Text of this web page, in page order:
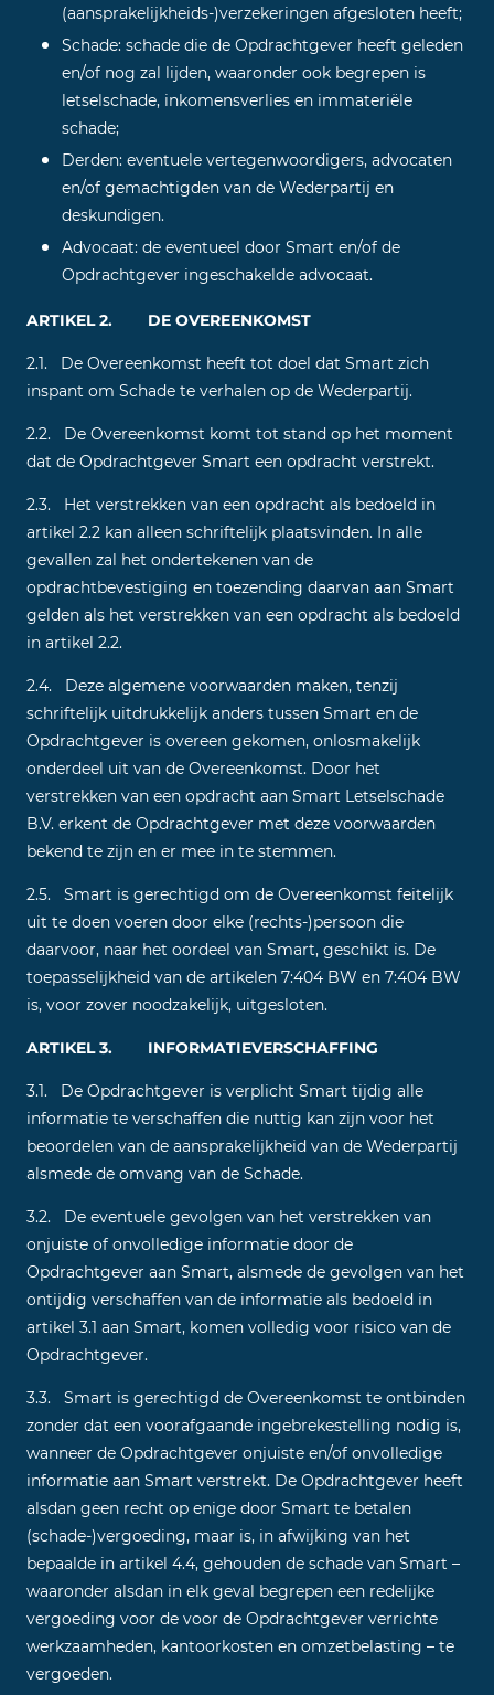
(aansprakelijkheids-)verzekeringen afgesloten heeft;
Schade: schade die de Opdrachtgever heeft geleden
en/of nog zal lijden, waaronder ook begrepen is
letselschade, inkomensverlies en immateriële
schade;
Derden: eventuele vertegenwoordigers, advocaten
en/of gemachtigden van de Wederpartij en
deskundigen.
Advocaat: de eventueel door Smart en/of de
Opdrachtgever ingeschakelde advocaat.
ARTIKEL 2. DE OVEREENKOMST
2.1. De Overeenkomst heeft tot doel dat Smart zich
inspant om Schade te verhalen op de Wederpartij.
2.2. De Overeenkomst komt tot stand op het moment
dat de Opdrachtgever Smart een opdracht verstrekt.
2.3. Het verstrekken van een opdracht als bedoeld in
artikel 2.2 kan alleen schriftelijk plaatsvinden. In alle
gevallen zal het ondertekenen van de
opdrachtbevestiging en toezending daarvan aan Smart
gelden als het verstrekken van een opdracht als bedoeld
in artikel 2.2.
2.4. Deze algemene voorwaarden maken, tenzij
schriftelijk uitdrukkelijk anders tussen Smart en de
Opdrachtgever is overeen gekomen, onlosmakelijk
onderdeel uit van de Overeenkomst. Door het
verstrekken van een opdracht aan Smart Letselschade
B.V. erkent de Opdrachtgever met deze voorwaarden
bekend te zijn en er mee in te stemmen.
2.5. Smart is gerechtigd om de Overeenkomst feitelijk
uit te doen voeren door elke (rechts-)persoon die
daarvoor, naar het oordeel van Smart, geschikt is. De
toepasselijkheid van de artikelen 7:404 BW en 7:404 BW
is, voor zover noodzakelijk, uitgesloten.
ARTIKEL 3. INFORMATIEVERSCHAFFING
3.1. De Opdrachtgever is verplicht Smart tijdig alle
informatie te verschaffen die nuttig kan zijn voor het
beoordelen van de aansprakelijkheid van de Wederpartij
alsmede de omvang van de Schade.
3.2. De eventuele gevolgen van het verstrekken van
onjuiste of onvolledige informatie door de
Opdrachtgever aan Smart, alsmede de gevolgen van het
ontijdig verschaffen van de informatie als bedoeld in
artikel 3.1 aan Smart, komen volledig voor risico van de
Opdrachtgever.
3.3. Smart is gerechtigd de Overeenkomst te ontbinden
zonder dat een voorafgaande ingebrekestelling nodig is,
wanneer de Opdrachtgever onjuiste en/of onvolledige
informatie aan Smart verstrekt. De Opdrachtgever heeft
alsdan geen recht op enige door Smart te betalen
(schade-)vergoeding, maar is, in afwijking van het
bepaalde in artikel 4.4, gehouden de schade van Smart –
waaronder alsdan in elk geval begrepen een redelijke
vergoeding voor de voor de Opdrachtgever verrichte
werkzaamheden, kantoorkosten en omzetbelasting – te
vergoeden.